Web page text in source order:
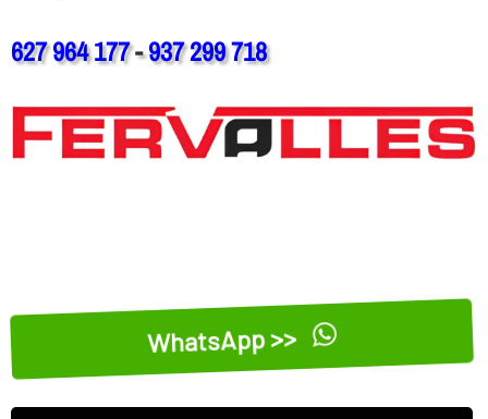
627 964 177-937 299 718
WhatsApp >>